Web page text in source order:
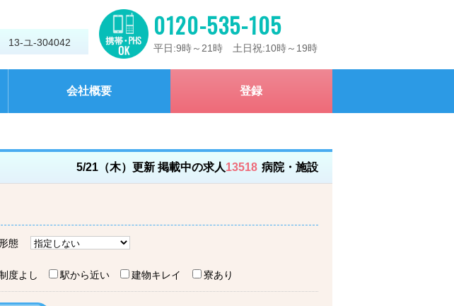
13-ユ-304042
0120-535-105
平日:9時～21時 土日祝:10時～19時
会社概要 登録
5/21（木）更新 掲載中の求人13518 病院・施設
態
度よし 駅から近い 建物キレイ 寮あり